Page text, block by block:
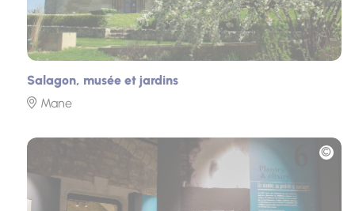
Salagon, musée et jardins
Mane
Photo